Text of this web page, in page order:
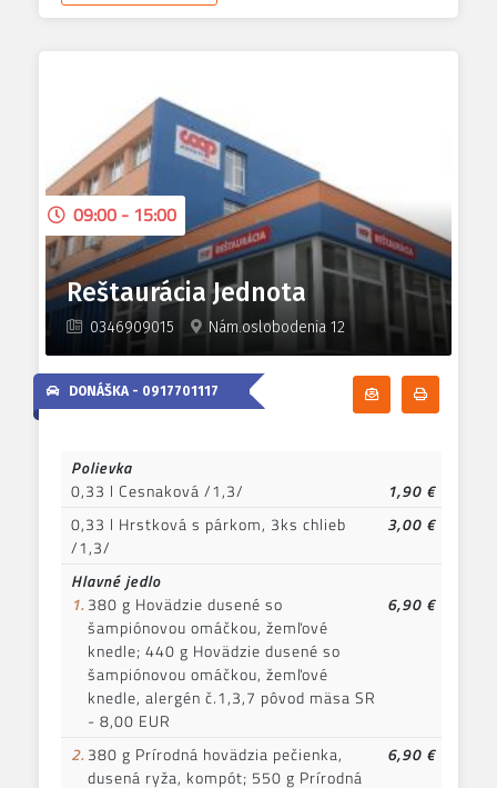
Reštaurácia Jednota
0346909015 Nám.oslobodenia 12
Odoberať
DONÁŠKA - 0917701117
09:00 - 15:00
Polievka
0,33 l Cesnaková /1,3/
1,90 €
0,33 l Hrstková s párkom, 3ks chlieb
/1,3/
3,00 €
Hlavné jedlo
1. 380 g Hovädzie dusené so
šampiónovou omáčkou, žemľové
knedle; 440 g Hovädzie dusené so
šampiónovou omáčkou, žemľové
knedle, alergén č.1,3,7 pôvod mäsa SR
- 8,00 EUR
6,90 €
2. 380 g Prírodná hovädzia pečienka,
dusená ryža, kompót; 550 g Prírodná
6,90 €